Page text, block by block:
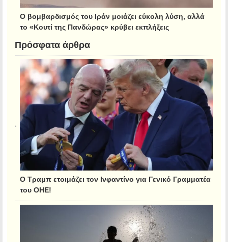
Ο βομβαρδισμός του Ιράν μοιάζει εύκολη λύση, αλλά
το «Κουτί της Πανδώρας» κρύβει εκπλήξεις
Πρόσφατα άρθρα
Ο Τραμπ ετοιμάζει τον Ινφαντίνο για Γενικό Γραμματέα
του ΟΗΕ!